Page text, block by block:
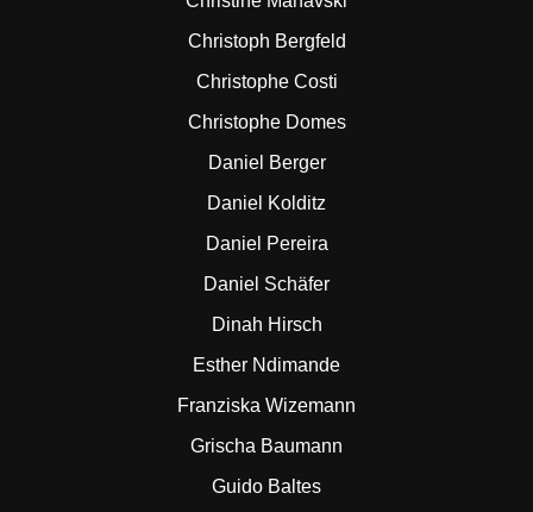
Christoph Bergfeld
Christophe Costi
Christophe Domes
Daniel Berger
Daniel Kolditz
Daniel Pereira
Daniel Schäfer
Dinah Hirsch
Esther Ndimande
Franziska Wizemann
Grischa Baumann
Guido Baltes